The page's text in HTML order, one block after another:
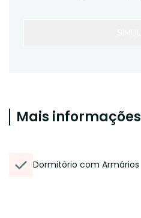
Mais informações
Dormitório com Armários